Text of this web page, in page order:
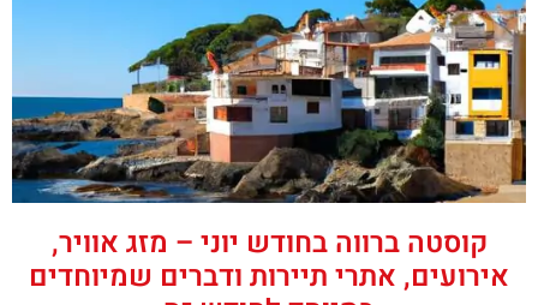
קוסטה ברווה בחודש יוני – מזג אוויר,
אירועים, אתרי תיירות ודברים שמיוחדים